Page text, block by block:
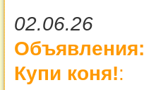
02.06.26
Объявления:
Купи коня!: